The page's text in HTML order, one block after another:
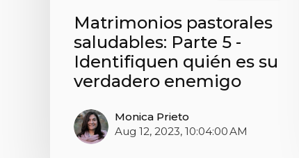
Matrimonios pastorales
saludables: Parte 5 -
Identifiquen quién es su
verdadero enemigo
Monica Prieto
Aug 12, 2023, 10:04:00 AM